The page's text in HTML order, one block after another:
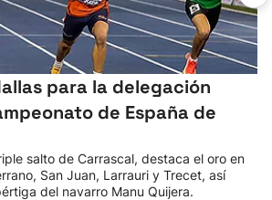
para la delegación
de España de
salto de Carrascal, destaca el oro en
San Juan, Larrauri y Trecet, así
del navarro Manu Quijera.